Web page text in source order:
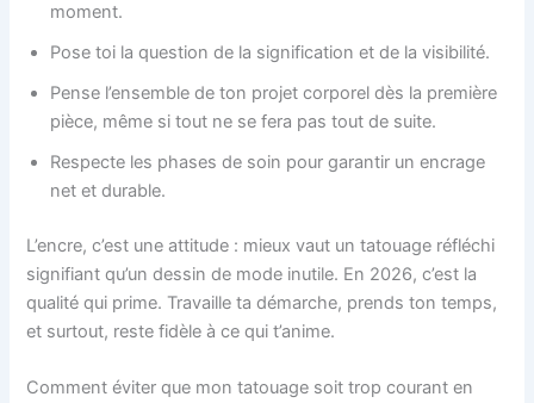
moment.
Pose toi la question de la signification et de la visibilité.
Pense l’ensemble de ton projet corporel dès la première
pièce, même si tout ne se fera pas tout de suite.
Respecte les phases de soin pour garantir un encrage
net et durable.
L’encre, c’est une attitude : mieux vaut un tatouage réfléchi
signifiant qu’un dessin de mode inutile. En 2026, c’est la
qualité qui prime. Travaille ta démarche, prends ton temps,
et surtout, reste fidèle à ce qui t’anime.
Comment éviter que mon tatouage soit trop courant en